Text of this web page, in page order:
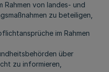
Rahmen von landes- und
zu beteiligen,
im Rahmen
über
zu informieren,